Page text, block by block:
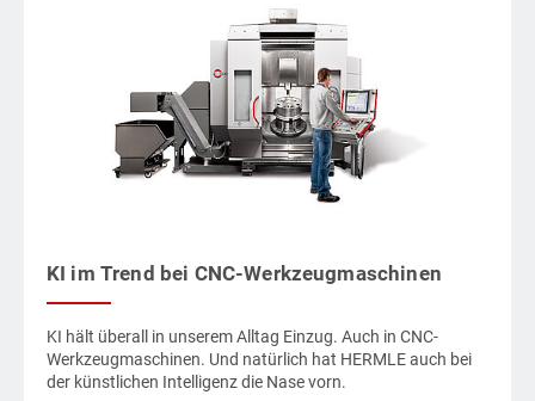
KI im Trend bei CNC-Werkzeugmaschinen
KI hält überall in unserem Alltag Einzug. Auch in CNC-
Werkzeugmaschinen. Und natürlich hat HERMLE auch bei
der künstlichen Intelligenz die Nase vorn.